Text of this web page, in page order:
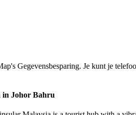
Gegevensbesparing. Je kunt je
in Johor Bahru